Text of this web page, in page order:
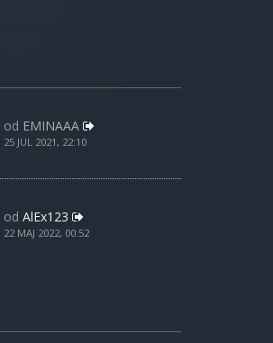
od EMINAAA
25 JUL 2021, 22:10
od AlEx123
22 MAJ 2022, 00:52